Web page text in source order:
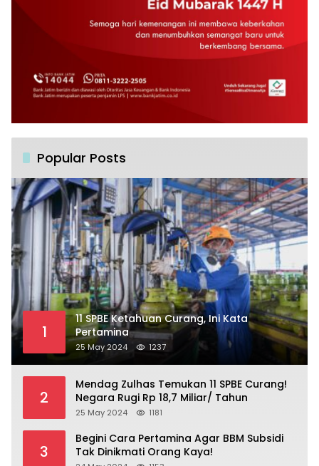
Popular Posts
1
11 SPBE Ketahuan Curang, Ini Kata
Pertamina
25 May 2024 1237
2
Mendag Zulhas Temukan 11 SPBE Curang!
Negara Rugi Rp 18,7 Miliar/ Tahun
25 May 2024 1181
3
Begini Cara Pertamina Agar BBM Subsidi
Tak Dinikmati Orang Kaya!